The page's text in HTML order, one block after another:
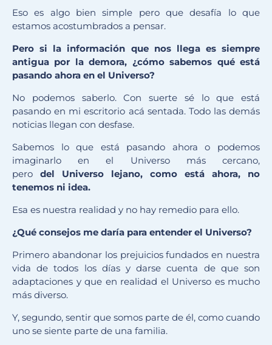
Eso es algo bien simple pero que desafía lo que
estamos acostumbrados a pensar.
Pero si la información que nos llega es siempre
antigua por la demora, ¿cómo sabemos qué está
pasando ahora en el Universo?
No podemos saberlo. Con suerte sé lo que está
pasando en mi escritorio acá sentada. Todo las demás
noticias llegan con desfase.
Sabemos lo que está pasando ahora o podemos
imaginarlo en el Universo más cercano,
pero del Universo lejano, como está ahora, no
tenemos ni idea.
Esa es nuestra realidad y no hay remedio para ello.
¿Qué consejos me daría para entender el Universo?
Primero abandonar los prejuicios fundados en nuestra
vida de todos los días y darse cuenta de que son
adaptaciones y que en realidad el Universo es mucho
más diverso.
Y, segundo, sentir que somos parte de él, como cuando
uno se siente parte de una familia.